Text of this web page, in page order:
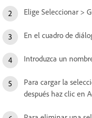
Elige Seleccionar >
En el cuadro de
Introduzca un
Para cargar la
después haz clic en